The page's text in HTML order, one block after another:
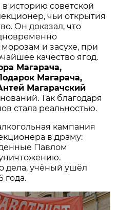
историю советской
чьи открытия
Он доказал, что
и засухе, при
качество ягод.
Магарача,
Магарача,
Магарачский
Так благодаря
стала реальностью.
кампания
в драму:
Павлом
дела, учёный ушёл
года.